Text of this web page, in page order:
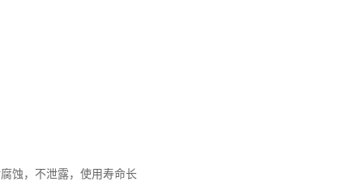
蚀，不泄露，使用寿命长